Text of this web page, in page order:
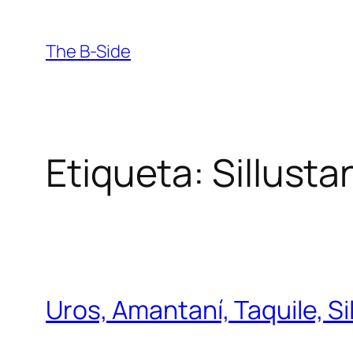
contenido
The B-Side
Etiqueta:
Uros, Amantaní, Taquile,